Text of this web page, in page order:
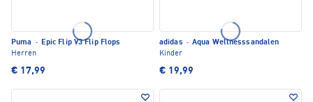
Puma · Epic Flip V3 Flip Flops
Herren
€ 17,99
adidas · Aqua Wellnesssandalen
Kinder
€ 19,99